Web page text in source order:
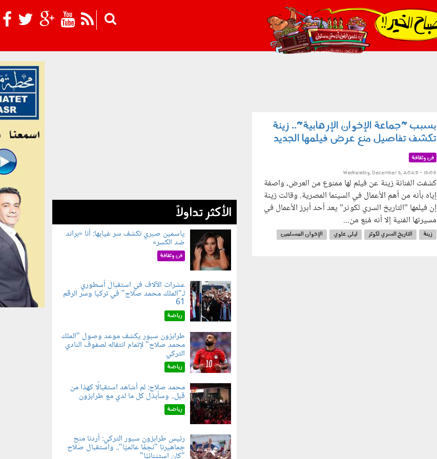
021_2.png
بسبب "جماعة الإخوان الإرهابية".. زينة
تكشف تفاصيل منع عرض فيلمها الجديد
فن وثقافة
Wednesday, December 3, 2025 - 15:05
كشفت الفنانة زينة عن فيلم لها ممنوع من العرض، واصفة
إياه بأنه من أهم الأعمال في السينما المصرية. وقالت زينة
إن فيلمها "التاريخ السري لكوثر" يعد أحد أبرز الأعمال في
مسيرتها الفنية إلا أنه مُنِع من...
زينة التاريخ السري لكوثر ليلى علوي
الإخوان المسلمين
الأكثر تداولاً
050802.jpg
ياسمين صبري تكشف سر غيابها: أنا «براند
ضد الكسر»
فن وثقافة
050803.jpg
عشرات الآلاف في استقبال أسطوري
لـ"الملك محمد صلاح" في تركيا وسر الرقم
61
رياضة
050801.jpg
طرابزون سبور يكشف موعد وصول "الملك
محمد صلاح" لإتمام انتقاله لصفوف النادي
التركي
رياضة
060802.jpg
محمد صلاح: لم أشاهد استقبالًا كهذا من
قبل.. وسأبذل كل ما لدي مع طرابزون
رياضة
060803.jpg
رئيس طرابزون سبور التركي: أردنا منح
جماهيرنا "نجمًا عالميًا".. واستقبال صلاح
"كان استثنائيًا"